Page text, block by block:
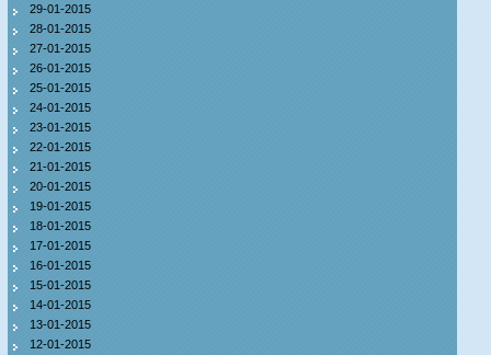
29-01-2015
28-01-2015
27-01-2015
26-01-2015
25-01-2015
24-01-2015
23-01-2015
22-01-2015
21-01-2015
20-01-2015
19-01-2015
18-01-2015
17-01-2015
16-01-2015
15-01-2015
14-01-2015
13-01-2015
12-01-2015